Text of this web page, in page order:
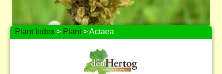
Plant Index > Plant> Actaea